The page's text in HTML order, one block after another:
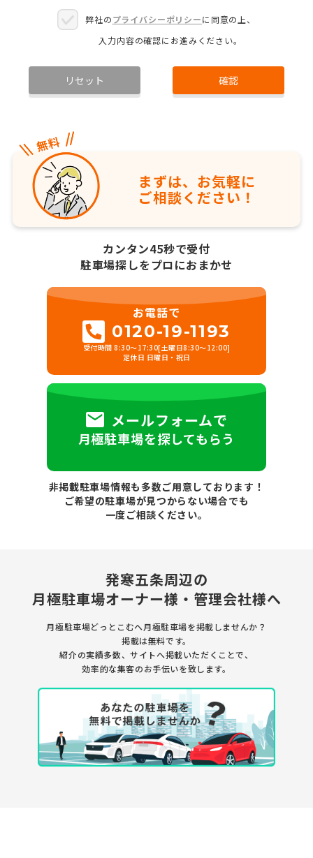
弊社のプライバシーポリシーに同意の上、
入力内容の確認にお進みください。
リセット 確認
まずは、お気軽に
ご相談ください！
カンタン45秒で受付
駐車場探しをプロにおまかせ
お電話で
0120-19-1193
受付時間 8:30～17:30[土曜日8:30～12:00]
定休日 日曜日・祝日
メールフォームで
月極駐車場を探してもらう
非掲載駐車場情報も多数ご用意しております！
ご希望の駐車場が見つからない場合でも
一度ご相談ください。
発寒五条周辺の
月極駐車場オーナー様・管理会社様へ
月極駐車場どっとこむへ月極駐車場を掲載しませんか？
掲載は無料です。
紹介の実績多数、サイトへ掲載いただくことで、
効率的な集客のお手伝いを致します。